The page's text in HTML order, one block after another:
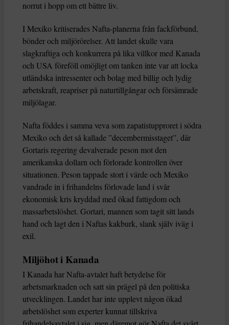
norrut i hopp om ett bättre liv.
I Mexiko kritiserades Nafta-planerna från fackförbund,
bönder och miljörörelser. Att landet skulle vara
slagkraftiga och konkurrera på lika villkor med Kanada
och USA föreföll omöjligt om tanken inte var att locka
utländska intressenter och bolag med billig och lydig
arbetskraft, reapriser på naturtillgångar och försämrade
miljölagar.
Nafta föddes i samma veva som zapatistupproret i södra
Mexiko och det så kallade ”decembermisstaget”, där
Gortaris regering devalverade peson mot den
amerikanska dollarn och förlorade kontrollen över
situationen. Peson tappade stort i värde och Mexiko
vandrade in i frihandelns förlovade land i svår
ekonomisk kris kryddad med ökad fattigdom och
massarbetslöshet. Gortari, mannen som tagit sitt lands
hand och lagt den i Naftas kakburk, slank själv iväg i
exil.
Miljöhot i Kanada
I Kanada har Nafta-avtalet haft betydelse för
arbetsmarknaden och satt sin prägel på den politiska
utvecklingen. Landet har inte upplevt någon ökad
arbetslöshet som experter kunnat tillskriva